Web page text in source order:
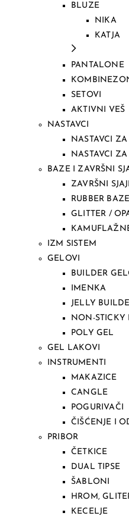
BLUZE
NIKA
KATJA
PANTALONE
SETOVI
AKTIVNI VEŠ
NASTAVCI
NASTAVCI
NASTAVCI
BAZE I ZAVRŠNI
ZAVRŠNI
RUBBER BAZE
GLITTER /
IZM SISTEM
GELOVI
BUILDER
IMENKA
JELLY
NON-STICKY
POLY GEL
GEL LAKOVI
INSTRUMENTI
MAKAZICE
CANGLE
POGURIVAČI
ČIŠĆENJE I
PRIBOR
ČETKICE
DUAL TIPSE
ŠABLONI
HROM,
KECELJE